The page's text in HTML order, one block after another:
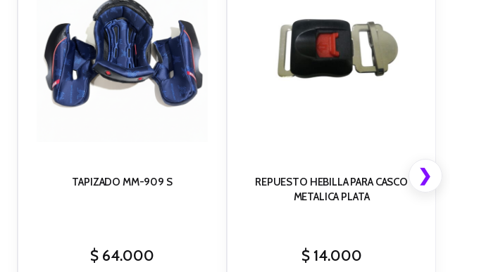
TAPIZADO MM-909 S
$ 64.000
REPUESTO HEBILLA PARA CASCO
METALICA PLATA
$14.000
❯